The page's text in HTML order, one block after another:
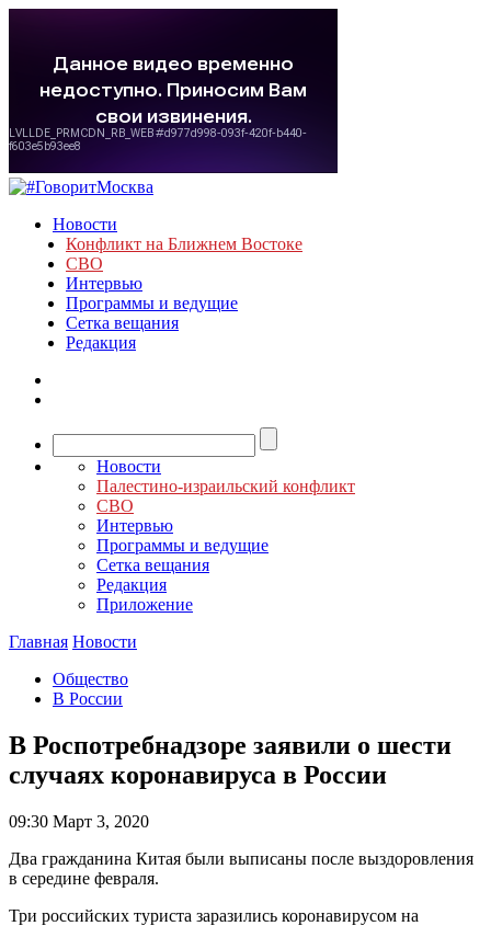
Новости
Конфликт на Ближнем Востоке
СВО
Интервью
Программы и ведущие
Сетка вещания
Редакция
Новости
Палестино-израильский конфликт
СВО
Интервью
Программы и ведущие
Сетка вещания
Редакция
Приложение
Главная Новости
Общество
В России
В Роспотребнадзоре заявили о шести
случаях коронавируса в России
09:30 Март 3, 2020
Два гражданина Китая были выписаны после выздоровления
в середине февраля.
Три российских туриста заразились коронавирусом на